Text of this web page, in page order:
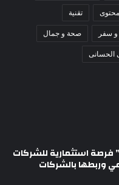
تقنية
سفر صحة و جمال
الحسانى
استثمارية للشركات
وربطها بالشركات